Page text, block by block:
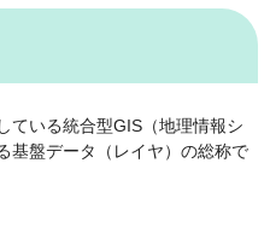
ている統合型GIS（地理情報シ
基盤データ（レイヤ）の総称で